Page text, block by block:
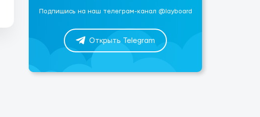
Подпишись на наш телеграм-канал @layboard
Открыть Telegram